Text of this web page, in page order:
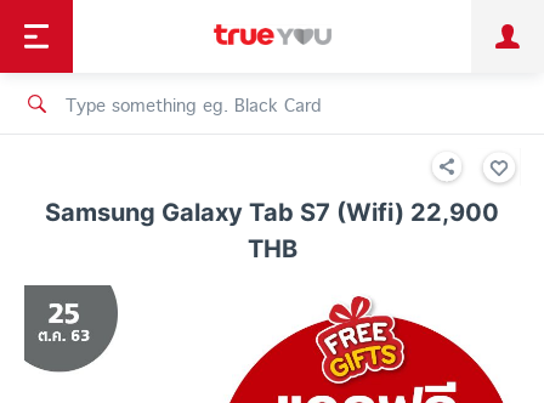
Personal Business
Shopping
เทรนด์เทคโนโลยี
Samsung Galaxy Tab S7 (Wifi) 22,900
THB